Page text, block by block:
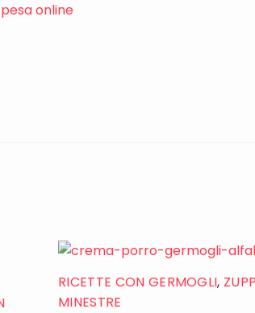
online
RICETTE CON GERMOGLI,
MINESTRE